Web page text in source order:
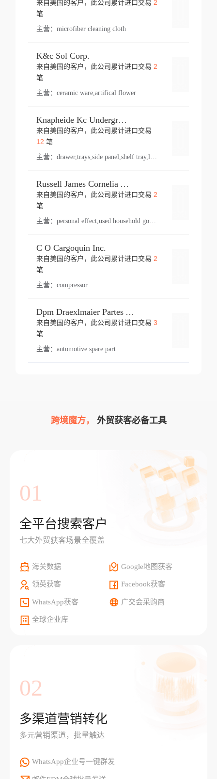
来自美国的客户，此公司累计进口交易 2
笔
主营： microfiber cleaning cloth
K&c Sol Corp.
来自美国的客户，此公司累计进口交易 2
笔
主营： ceramic ware,artifical flower
Knapheide Kc Underground
来自美国的客户，此公司累计进口交易
12 笔
主营：
Russell James Cornelia Arlington Va
来自美国的客户，此公司累计进口交易 2
笔
主营： personal effect,used household goods
C O Cargoquin Inc.
来自美国的客户，此公司累计进口交易 2
笔
主营： compressor
Dpm Draexlmaier Partes Automotrices Corr Ind Huejotzingo
来自美国的客户，此公司累计进口交易 3
笔
主营： automotive spare part
跨境魔方， 外贸获客必备工具
01
全平台搜索客户
七大外贸获客场景全覆盖
海关数据 Google地图获客
领英获客 Facebook获客
WhatsApp获客 广交会采购商
全球企业库
02
多渠道营销转化
多元营销渠道，批量触达
WhatsApp企业号一键群发